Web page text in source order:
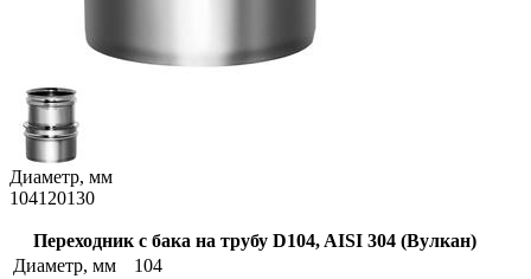
Диаметр, мм
104120130
Переходник с бака на трубу D104, AISI 304 (Вулкан)
Диаметр, мм
104